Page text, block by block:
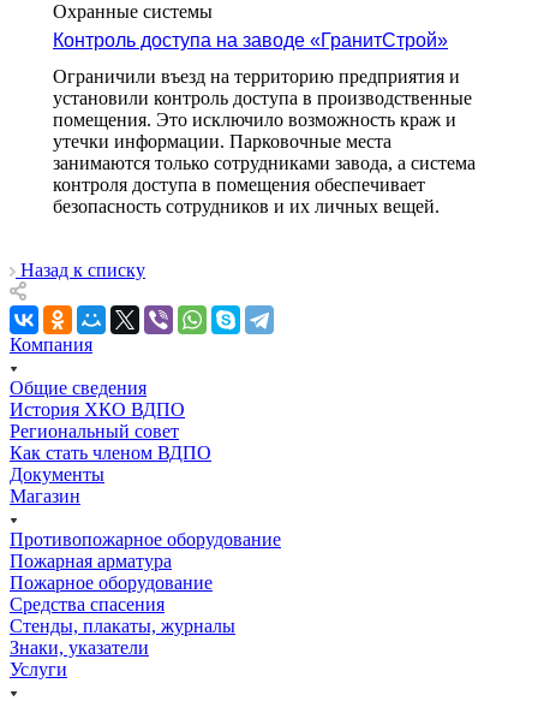
Охранные системы
Контроль доступа на заводе «ГранитСтрой»
Ограничили въезд на территорию предприятия и
установили контроль доступа в производственные
помещения. Это исключило возможность краж и
утечки информации. Парковочные места
занимаются только сотрудниками завода, а система
контроля доступа в помещения обеспечивает
безопасность сотрудников и их личных вещей.
Назад к списку
Компания
Общие сведения
История ХКО ВДПО
Региональный совет
Как стать членом ВДПО
Документы
Магазин
Противопожарное оборудование
Пожарная арматура
Пожарное оборудование
Средства спасения
Стенды, плакаты, журналы
Знаки, указатели
Услуги